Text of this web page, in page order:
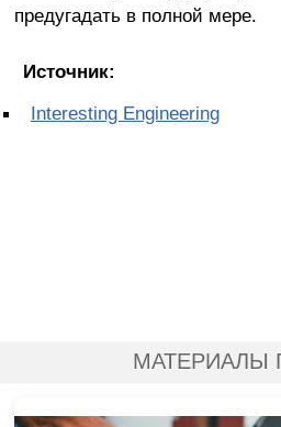
предугадать в полной мере.
Источник:
Interesting Engineering
МАТЕРИАЛЫ